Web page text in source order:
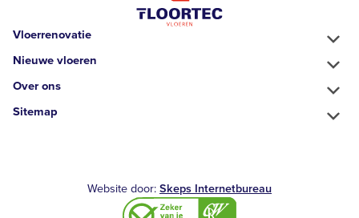
Vloerrenovatie
Nieuwe vloeren
Over ons
Sitemap
Website door: Skeps Internetbureau